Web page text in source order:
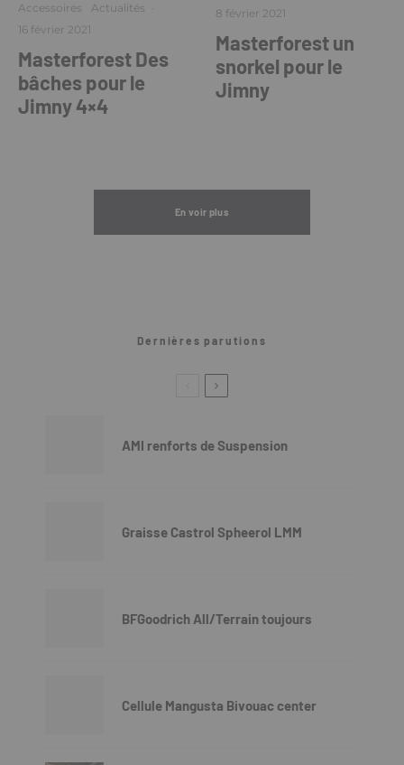
Accessoires Actualités ·
16 février 2021
Masterforest Des
bâches pour le
Jimny 4×4
8 février 2021
Masterforest un
snorkel pour le
Jimny
En voir plus
Dernières parutions
AMI renforts de Suspension
Graisse Castrol Spheerol LMM
BFGoodrich All/Terrain toujours
Cellule Mangusta Bivouac center